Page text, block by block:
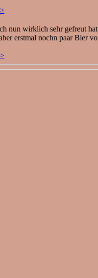
nun wirklich sehr gefreut
erstmal nochn paar Bier